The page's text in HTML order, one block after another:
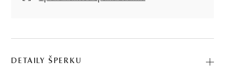
DETAILY ŠPERKU